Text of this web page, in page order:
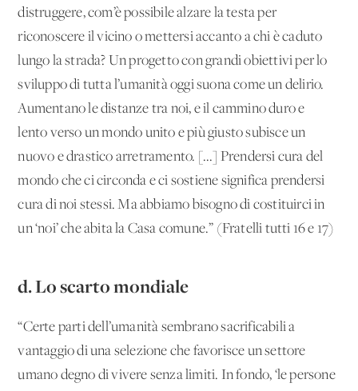
distruggere, com’è possibile alzare la testa per
riconoscere il vicino o mettersi accanto a chi è caduto
lungo la strada? Un progetto con grandi obiettivi per lo
sviluppo di tutta l’umanità oggi suona come un delirio.
Aumentano le distanze tra noi, e il cammino duro e
lento verso un mondo unito e più giusto subisce un
nuovo e drastico arretramento. [...] Prendersi cura del
mondo che ci circonda e ci sostiene significa prendersi
cura di noi stessi. Ma abbiamo bisogno di costituirci in
un ‘noi’ che abita la Casa comune.” (Fratelli tutti 16 e 17)
d. Lo scarto mondiale
“Certe parti dell’umanità sembrano sacrificabili a
vantaggio di una selezione che favorisce un settore
umano degno di vivere senza limiti. In fondo, ‘le persone